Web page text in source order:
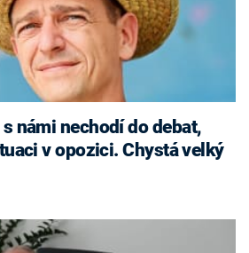
námi nechodí do debat,
v opozici. Chystá velký